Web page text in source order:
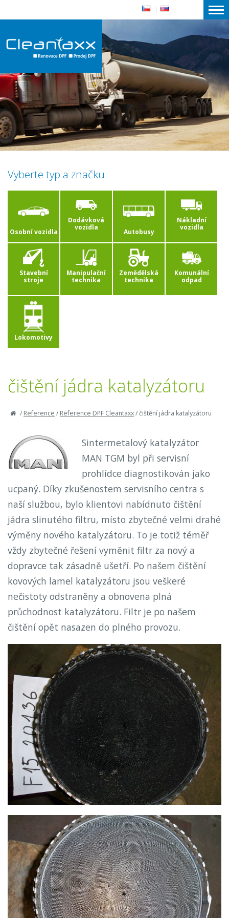
Vyberte typ a značku:
Osobní vozidla
Dodávková
vozidla
Autobusy
Nákladní
vozidla
Stavební
stroje
Manipulační
technika
Zemědělská
technika
Komunální
odpad
Lokomotivy
čištění jádra katalyzátoru
/Reference /Reference DPF Cleantaxx/čištění jádra katalyzátoru
Sintermetalový katalyzátor
MAN TGM byl při servisní
prohlídce diagnostikován jako
ucpaný. Díky zkušenostem servisního centra s
naší službou, bylo klientovi nabídnuto čištění
jádra slinutého filtru, místo zbytečné velmi drahé
výměny nového katalyzátoru. To je totiž téměř
vždy zbytečné řešení vyměnit filtr za nový a
dopravce tak zásadně ušetří. Po našem čištění
kovových lamel katalyzátoru jsou veškeré
nečistoty odstraněny a obnovena plná
průchodnost katalyzátoru. Filtr je po našem
čištění opět nasazen do plného provozu.